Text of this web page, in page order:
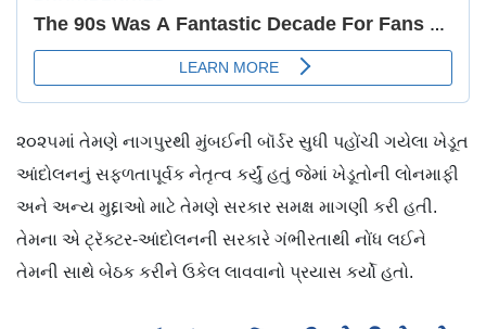
૨૦૨૫માં તેમણે નાગપુરથી મુંબઈની બૉર્ડર સુધી પહોંચી ગયેલા ખેડૂત
આંદોલનનું સફળતાપૂર્વક નેતૃત્વ કર્યું હતું જેમાં ખેડૂતોની લોનમાફી
અને અન્ય મુદ્દાઓ માટે તેમણે સરકાર સમક્ષ માગણી કરી હતી.
તેમના એ ટ્રૅક્ટર-આંદોલનની સરકારે ગંભીરતાથી નોંધ લઈને
તેમની સાથે બેઠક કરીને ઉકેલ લાવવાનો પ્રયાસ કર્યો હતો.